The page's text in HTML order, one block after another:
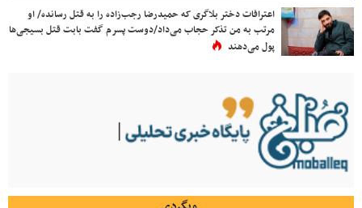
اعترافات دختر بلاگری که حمیدرضا رجب‌زاده را به قتل رسانده/ او
مرتب به من تذکر حجاب می‌داد/دوست پسرم گفت بابت قتل بسیجی‌ها
پول می‌دهند